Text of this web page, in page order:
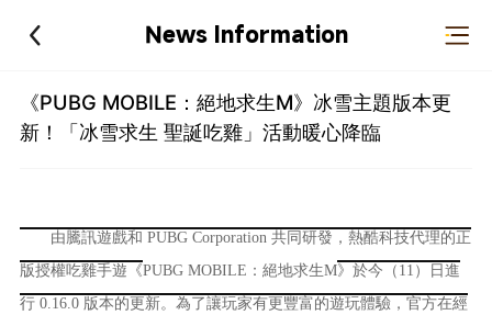
News Information
《PUBG MOBILE：絕地求生M》冰雪主題版本更
新！「冰雪求生 聖誕吃雞」活動暖心降臨
由騰訊遊戲和 PUBG Corporation 共同研發，熱酷科技代理的正
版授權吃雞手遊《PUBG MOBILE：絕地求生M》於今（11）日進
行 0.16.0 版本的更新。為了讓玩家有更豐富的遊玩體驗，官方在經